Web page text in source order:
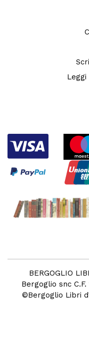
BERGOGLIO
Bergoglio snc C.F.
©Bergoglio Libri